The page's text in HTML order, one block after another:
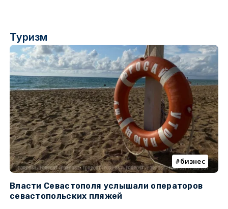
Туризм
бизнес
Власти Севастополя услышали операторов
севастопольских пляжей